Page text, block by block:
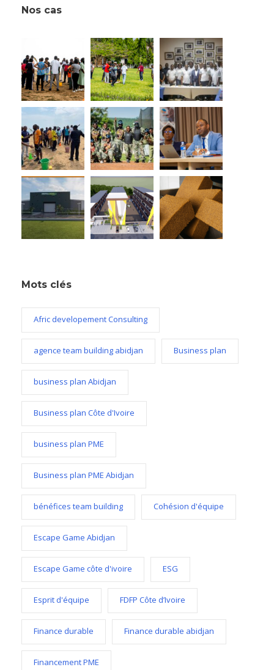
Nos cas
Mots clés
Afric developement Consulting
agence team building abidjan Business plan
business plan Abidjan
Business plan Côte d'Ivoire
business plan PME
Business plan PME Abidjan
bénéfices team building Cohésion d'équipe
Escape Game Abidjan
Escape Game côte d'ivoire ESG
Esprit d'équipe FDFP Côte d’Ivoire
Finance durable Finance durable abidjan
Financement PME